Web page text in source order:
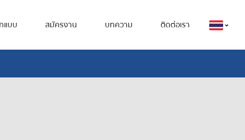
แบบ สมัครงาน บทความ ติดต่อเรา